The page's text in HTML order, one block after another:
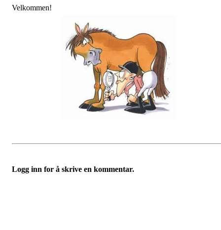
Velkommen!
Logg inn for å skrive en kommentar.